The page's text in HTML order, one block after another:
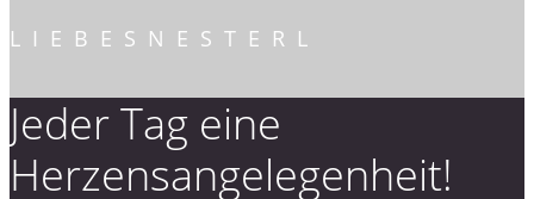
LIEBESNESTERL
Jeder Tag eine
Herzensangelegenheit!